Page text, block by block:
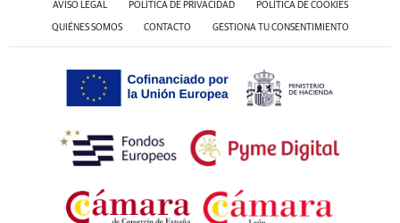
AVISO LEGAL POLÍTICA DE PRIVACIDAD POLÍTICA DE COOKIES
QUIÉNES SOMOS CONTACTO GESTIONA TU CONSENTIMIENTO